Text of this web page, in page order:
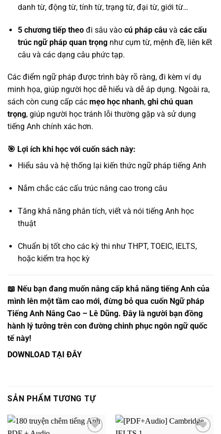
danh từ, động từ, tính từ, trạng từ, đại từ, giới từ…
5 chương tiếp theođi sâu vào cú pháp câuvà các cấu
trúc ngữ pháp quan trọngnhư cụm từ, mệnh đề, liên kết
câu và các dạng câu phức tạp.
Các điểm ngữ pháp được trình bày rõ ràng, đi kèm ví dụ
minh họa, giúp người học dễ hiểu và dễ áp dụng. Ngoài ra,
sách còn cung cấp các mẹo học nhanh, ghi chú quan
trọng, giúp người học tránh lỗi thường gặp và sử dụng
tiếng Anh chính xác hơn.
🎯 Lợi ích khi học với cuốn sách này:
Hiểu sâu và hệ thống lại kiến thức ngữ pháp tiếng Anh
Nắm chắc các cấu trúc nâng cao trong câu
Tăng khả năng phân tích, viết và nói tiếng Anh học
thuật
Chuẩn bị tốt cho các kỳ thi như THPT, TOEIC, IELTS,
hoặc kiểm tra học kỳ
📖 Nếu bạn đang muốn nâng cấp khả năng tiếng Anh của
mình lên một tầm cao mới, đừng bỏ qua cuốn Ngữ pháp
Tiếng Anh Nâng Cao – Lê Dũng. Đây là người bạn đồng
hành lý tưởng trên con đường chinh phục ngôn ngữ quốc
tế này!
DOWNLOAD TẠI ĐÂY
SẢN PHẨM TƯƠNG TỰ